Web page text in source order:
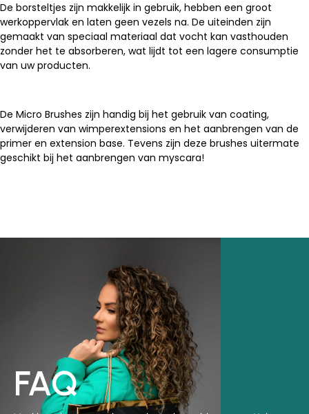
De borsteltjes zijn makkelijk in gebruik, hebben een groot
werkoppervlak en laten geen vezels na. De uiteinden zijn
gemaakt van speciaal materiaal dat vocht kan vasthouden
zonder het te absorberen, wat lijdt tot een lagere consumptie
van uw producten.
De Micro Brushes zijn handig bij het gebruik van coating,
verwijderen van wimperextensions en het aanbrengen van de
primer en extension base. Tevens zijn deze brushes uitermate
geschikt bij het aanbrengen van myscara!
FAQ